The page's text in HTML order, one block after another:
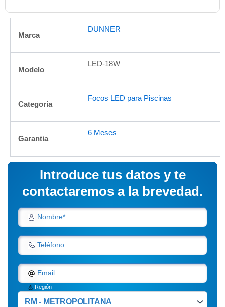
Marca
DUNNER
Modelo
LED-18W
Categoria
Focos LED para Piscinas
Garantia
6 Meses
Introduce tus datos y te
contactaremos a la brevedad.
Nombre*
Teléfono
Email
Región